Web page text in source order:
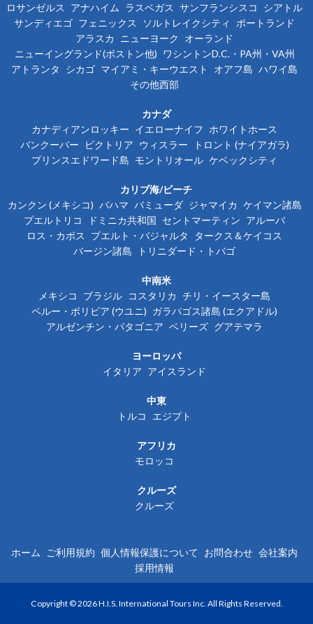
ロサンゼルス
アナハイム ラスベガス サンフランシスコ
シアトル
サンディエゴ フェニックス ソルトレイクシティ
ポートランド
アラスカ
ニューヨーク
オーランド
ニューイングランド(ボストン他)
ワシントンD.C.・PA州・VA州
アトランタ
シカゴ マイアミ・キーウエスト オアフ島 ハワイ島
その他西部
カナダ
カナディアンロッキー イエローナイフ ホワイトホース
バンクーバー
ビクトリア ウィスラー
トロント (ナイアガラ)
プリンスエドワード島 モントリオール ケベックシティ
カリブ海/ビーチ
カンクン (メキシコ) バハマ バミューダ ジャマイカ ケイマン諸島
プエルトリコ
ドミニカ共和国 セントマーティン アルーバ
ロス・カボス
プエルト・バジャルタ
タークス＆ケイコス
バージン諸島
トリニダード・トバゴ
中南米
メキシコ
ブラジル コスタリカ
チリ・イースター島
ペルー・ボリビア (ウユニ) ガラパゴス諸島 (エクアドル)
アルゼンチン・パタゴニア ベリーズ グアテマラ
ヨーロッパ
イタリア アイスランド
中東
トルコ
エジプト
アフリカ
モロッコ
クルーズ
クルーズ
ホーム ご利用規約 個人情報保護について お問合わせ 会社案内
採用情報
Copyright © 2026 H.I.S. International Tours Inc. All Rights Reserved.